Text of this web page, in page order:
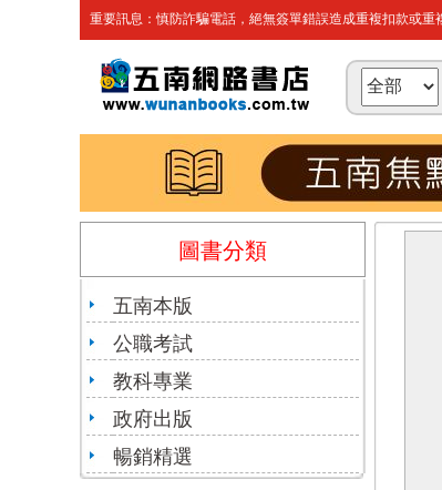
重要訊息：慎防詐騙電話，絕無簽單錯誤造成重複扣款或重
圖書分類
五南本版
公職考試
教科專業
政府出版
暢銷精選